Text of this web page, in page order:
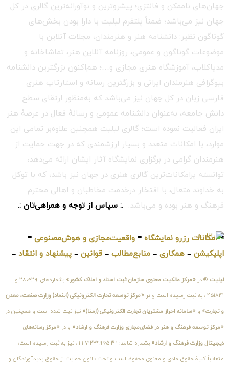
جهان‌های ناممکن و فانتزی؛ پیشروترین و نوآورانه‌ترین گالری در کل
جهان نیز می‌باشد؛ ضمناً پلتفرم لیلیت با دارا بودن بخش‌های
گوناگون نظیر: دانشنامه هنر و هنرمندان، مجلات آنلاین با
موضوعات گوناگون و عمومی، روزنامه آنلاین هنر، تماشاخانه و
مدیاکلاب، آموزشگاه هنری مجازی و…؛ هم‌اکنون بزرگترین دانشنامه
بیوگرافی هنرمندان ایرانی و بزرگترین رسانه و استارتاپ هنری
فارسی زبان در کل جهان نیز می‌باشد که به‌منظور ارتقای سطح
دانش جامعه، به‌عنوان دانشنامه عمومی و رسانهٔ فعال در عرصهٔ هنر
ایران فعالیت نموده است؛ گالری لیلیت همچنین علاوه‌بر تمامی این
موارد، با امکانات متعدد و بسیار ارزشمندی که در جهت حمایت از
هنرمندان گرامی در برگزاری نمایشگاه آثار ایشان ارائه می‌دهد،
توانسته پرامکانات‌ترین گالری هنری در جهان نیز باشد، که با توکل
به خداوند متعال، با افتخار درخدمت مخاطبان و اهالی محترم
فرهنگ و هنر بوده و می‌باشد. .: سپاس از توجه و همراهی‌تان :.
≡امکانات رزرو نمایشگاه ≡ واقعیت‌مجازی و هوش‌مصنوعی ≡
اپلیکیشن ≡ همکاری ≡ منابع‌مطالب ≡ قوانین ≡ پیشنهاد و انتقاد ≡
لیلیت ® در «مرکز مالکیت معنوی سازمان ثبت اسناد و املاک کشور» بشماره‌های: ۲۸۰۹۲۹ و
۴۵۱۸۴۱ ، به ثبت رسیده است و در «مرکز توسعه تجارت الکترونیکی (اینماد) وزارت صنعت، معدن
و تجارت» و «سامانه احراز مشتریان تجارت الکترونیکی (اِمتا)» نیز ثبت شده است و همچنین در
«مرکز توسعه فرهنگ و هنر در فضای‌مجازی وزارت فرهنگ و ارشاد» و در «مرکز رسانه‌های
دیجیتال وزارت فرهنگ و ارشاد» بشماره شامَد: ۱-۳-۶۵-۷۱۲۳۹۹-۱-۱ ، نیز به ثبت رسیده است؛
متعاقباً کلیهٔ حقوق مادی و معنوی محفوظ است و تحت قانون حمایت از حقوق پدیدآورندگان و